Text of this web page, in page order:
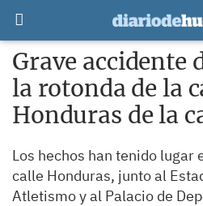
Grave accidente
la rotonda de la
Honduras de la
Los hechos han tenido lugar
calle Honduras, junto al
Atletismo y al Palacio de